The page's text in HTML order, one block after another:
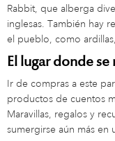
Rabbit, que alberga
inglesas. También hay
el pueblo, como
El lugar donde
Ir de compras a este
productos de cuentos
Maravillas, regalos y
sumergirse aún más en